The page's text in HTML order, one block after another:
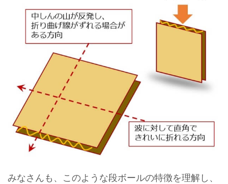
みなさんも、このような段ボールの特徴を理解し、